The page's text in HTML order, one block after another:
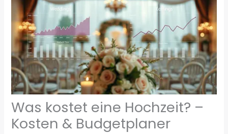
Was kostet eine Hochzeit? –
Kosten & Budgetplaner